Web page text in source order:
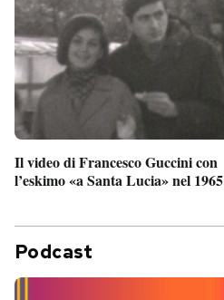
Il video di Francesco Guccini con
l’eskimo «a Santa Lucia» nel 1965
Podcast